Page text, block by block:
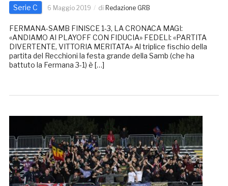
Serie C 6 Maggio 2019 di Redazione GRB
FERMANA-SAMB FINISCE 1-3, LA CRONACA MAGI:
«ANDIAMO AI PLAYOFF CON FIDUCIA» FEDELI: «PARTITA
DIVERTENTE, VITTORIA MERITATA» Al triplice fischio della
partita del Recchioni la festa grande della Samb (che ha
battuto la Fermana 3-1) è […]